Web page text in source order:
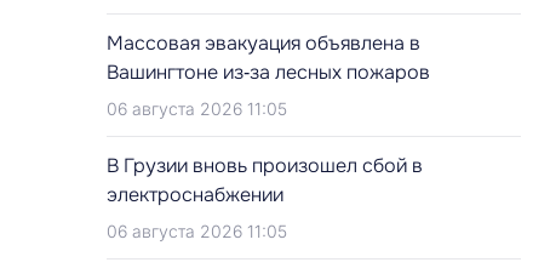
Массовая эвакуация объявлена в
Вашингтоне из‑за лесных пожаров
06 августа 2026 11:05
В Грузии вновь произошел сбой в
электроснабжении
06 августа 2026 11:05